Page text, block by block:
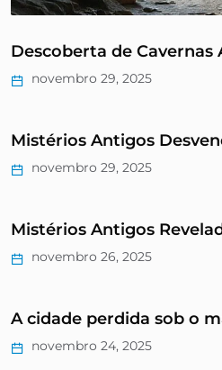
Descoberta de Cavernas
novembro 29, 2025
Mistérios Antigos
novembro 29, 2025
Mistérios Antigos
novembro 26, 2025
A cidade perdida sob o
novembro 24, 2025